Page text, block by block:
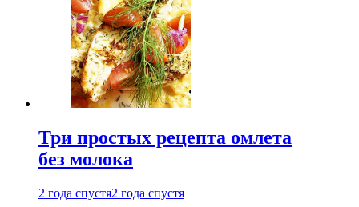
Три простых рецепта омлета
без молока
2 года спустя2 года спустя